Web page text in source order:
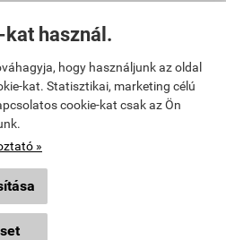
kat használ.
hogy használjunk az oldal
kat. Statisztikai, marketing célú
cookie-kat csak az Ön
»